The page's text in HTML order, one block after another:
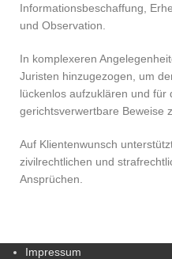
Informationsbeschaffung,
und Observation.
In komplexeren
Juristen hinzugezogen, um
lückenlos aufzuklären und für
gerichtsverwertbare Beweise
Auf Klientenwunsch
zivilrechtlichen und
Ansprüchen.
Impressum